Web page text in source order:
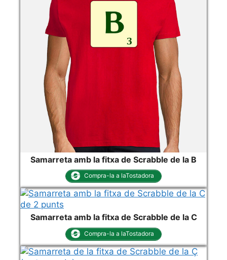
Samarreta amb la fitxa de Scrabble de la B
Compra-la a laTostadora
Samarreta amb la fitxa de Scrabble de la C
Compra-la a laTostadora